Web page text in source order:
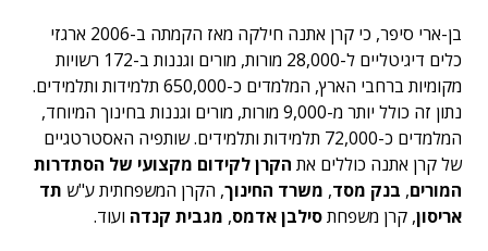
בן-ארי סיפר, כי קרן אתנה חילקה מאז הקמתה ב-2006 ארגזי
כלים דיגיטליים ל-28,000 מורות, מורים וגננות ב-172 רשויות
מקומיות ברחבי הארץ, המלמדים כ-650,000 תלמידות ותלמידים.
נתון זה כולל יותר מ-9,000 מורות, מורים וגננות בחינוך המיוחד,
המלמדים כ-72,000 תלמידות ותלמידים. שותפיה האסטרטגיים
של קרן אתנה כוללים את הקרן לקידום מקצועי של הסתדרות
המורים, בנק מסד, משרד החינוך, הקרן המשפחתית ע"ש תד
אריסון, קרן משפחתסילבן אדמס, מגבית קנדה ועוד.